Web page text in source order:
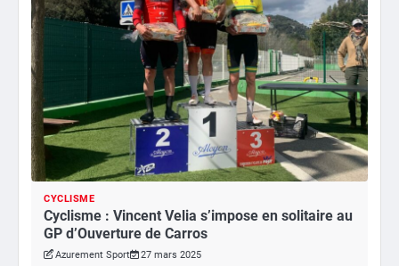
CYCLISME
Cyclisme : Vincent Velia s’impose en solitaire au
GP d’Ouverture de Carros
Azurement Sport 27 mars 2025